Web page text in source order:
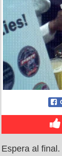
Espera al